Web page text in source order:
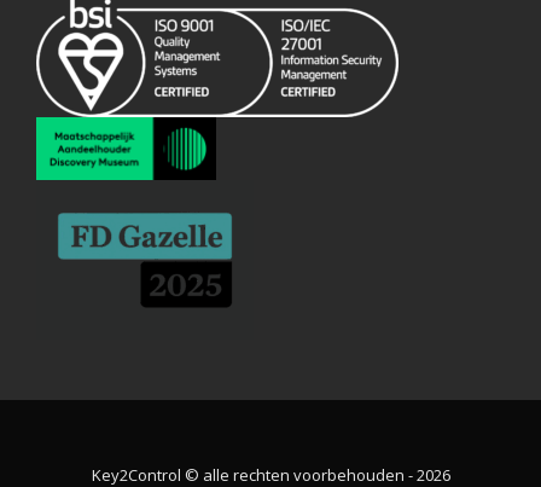
Key2Control © alle rechten voorbehouden - 2026